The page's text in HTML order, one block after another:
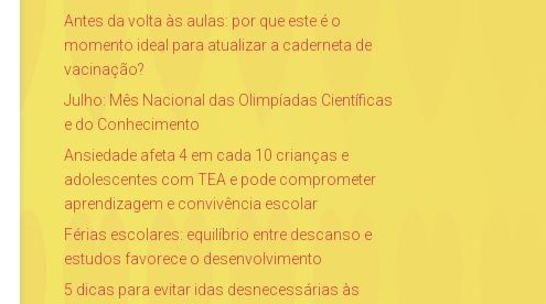
Antes da volta às aulas: por que este é o
momento ideal para atualizar a caderneta de
vacinação?
Julho: Mês Nacional das Olimpíadas Científicas
e do Conhecimento
Ansiedade afeta 4 em cada 10 crianças e
adolescentes com TEA e pode comprometer
aprendizagem e convivência escolar
Férias escolares: equilíbrio entre descanso e
estudos favorece o desenvolvimento
5 dicas para evitar idas desnecessárias às